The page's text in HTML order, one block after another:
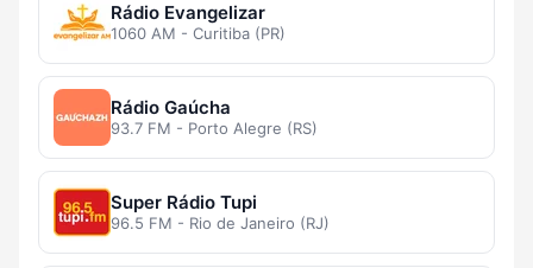
Rádio Evangelizar
1060 AM - Curitiba (PR)
Rádio Gaúcha
93.7 FM - Porto Alegre (RS)
Super Rádio Tupi
96.5 FM - Rio de Janeiro (RJ)